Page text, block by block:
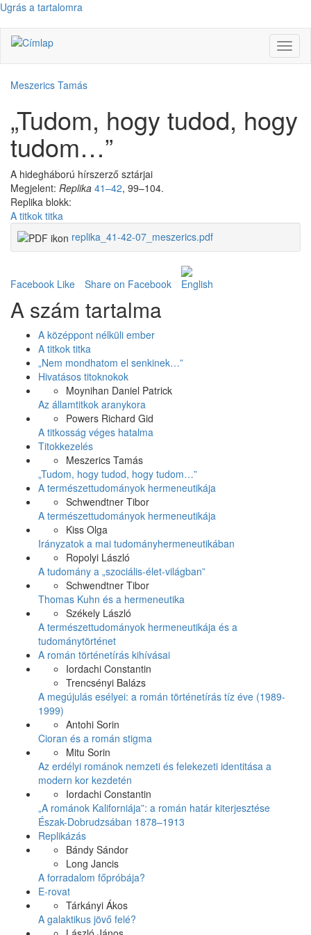
Ugrás a tartalomra
Meszerics Tamás
„Tudom, hogy tudod, hogy
tudom…”
A hidegháború hírszerző sztárjai
Megjelent: Replika 41–42, 99–104.
Replika blokk:
A titkok titka
replika_41-42-07_meszerics.pdf
Facebook Like Share on Facebook
A szám tartalma
A középpont nélküli ember
A titkok titka
„Nem mondhatom el senkinek…”
Hivatásos titoknokok
Moynihan Daniel Patrick
Az államtitkok aranykora
Powers Richard Gid
A titkosság véges hatalma
Titokkezelés
Meszerics Tamás
„Tudom, hogy tudod, hogy tudom…”
A természettudományok hermeneutikája
Schwendtner Tibor
A természettudományok hermeneutikája
Kiss Olga
Irányzatok a mai tudományhermeneutikában
Ropolyi László
A tudomány a „szociális-élet-világban”
Schwendtner Tibor
Thomas Kuhn és a hermeneutika
Székely László
A természettudományok hermeneutikája és a
tudománytörténet
A román történetírás kihívásai
Iordachi Constantin
Trencsényi Balázs
A megújulás esélyei: a román történetírás tíz éve (1989-
1999)
Antohi Sorin
Cioran és a román stigma
Mitu Sorin
Az erdélyi románok nemzeti és felekezeti identitása a
modern kor kezdetén
Iordachi Constantin
„A románok Kaliforniája”: a román határ kiterjesztése
Észak-Dobrudzsában 1878–1913
Replikázás
Bándy Sándor
Long Jancis
A forradalom főpróbája?
E-rovat
Tárkányi Ákos
A galaktikus jövő felé?